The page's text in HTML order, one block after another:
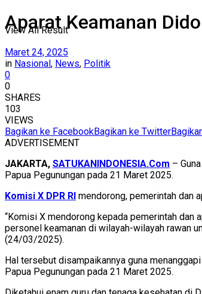
View All Result
Aparat Keamanan
Maret 24, 2025
in Nasional, News, Politik
0
0
SHARES
103
VIEWS
Bagikan ke FacebookBagikan ke Twitter
ADVERTISEMENT
JAKARTA, SATUKANINDONESIA.Com –
Papua Pegunungan pada 21 Maret 2025.
Komisi X DPR RI mendorong, pemerintah dan
“Komisi X mendorong kepada pemerintah dan
personel keamanan di wilayah-wilayah rawan
(24/03/2025).
Hal tersebut disampaikannya guna
Papua Pegunungan pada 21 Maret 2025.